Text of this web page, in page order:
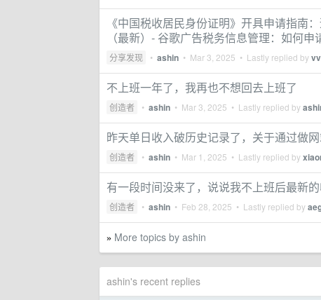
《中国税收居民身份证明》开具申请指南
（最新）- 谷歌广告税务信息管理：如何
分享发现 • ashin • Mar 3, 2025 • Lastly replied by
不上班一年了，我再也不想回去上班了
创造者 • ashin • Mar 3, 2025 • Lastly replied by
昨天单日收入破历史记录了，关于通过做网
创造者 • ashin • Mar 1, 2025 • Lastly replied by
有一段时间没来了，说说我不上班后最新
创造者 • ashin • Feb 28, 2025 • Lastly replied by
» More topics by ashin
ashin's recent replies